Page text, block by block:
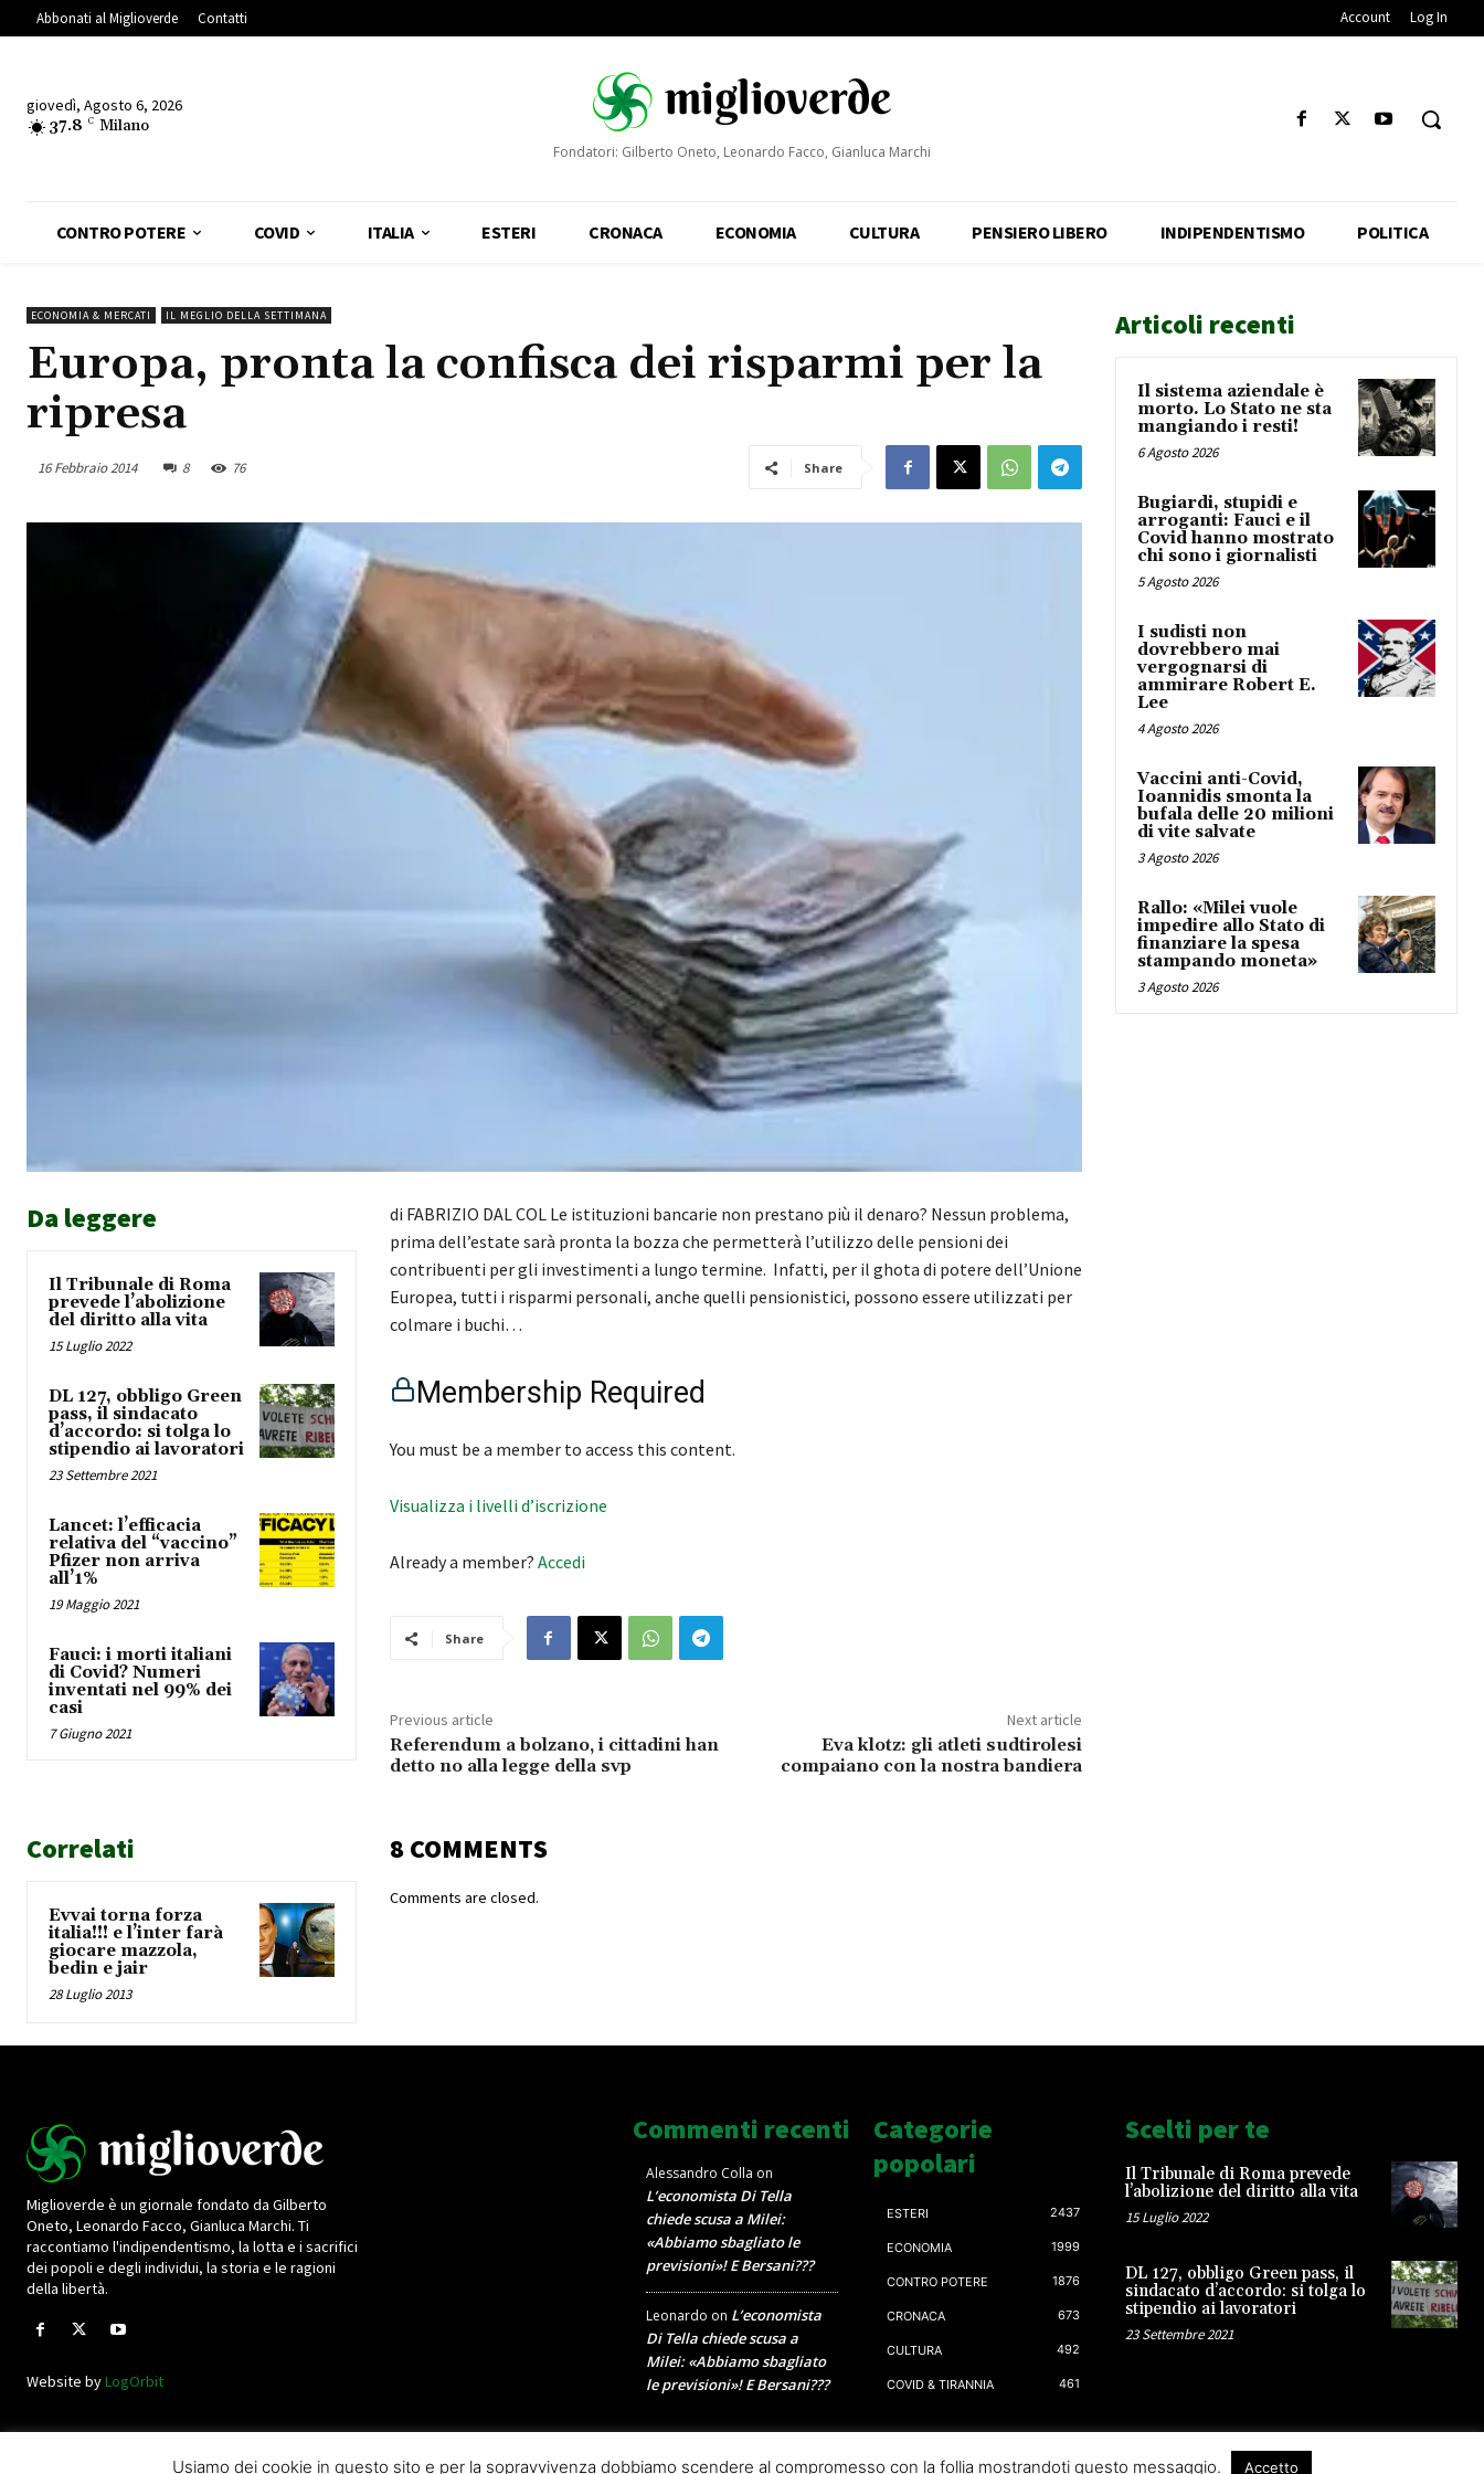
Abbonati al Miglioverde Contatti Account Log In
giovedì, Agosto 6, 2026
37.8 C Milano
Fondatori: Gilberto Oneto, Leonardo Facco, Gianluca Marchi
CONTRO POTERE COVID ITALIA ESTERI CRONACA ECONOMIA CULTURA PENSIERO LIBERO INDIPENDENTISMO POLITICA
ECONOMIA & MERCATI IL MEGLIO DELLA SETTIMANA
Europa, pronta la confisca dei risparmi per la
ripresa
16 Febbraio 2014 8 76 Share
Da leggere
Il Tribunale di Roma
prevede l’abolizione
del diritto alla vita
15 Luglio 2022
DL 127, obbligo Green
pass, il sindacato
d’accordo: si tolga lo
stipendio ai lavoratori
23 Settembre 2021
Lancet: l’efficacia
relativa del “vaccino”
Pfizer non arriva
all’1%
19 Maggio 2021
Fauci: i morti italiani
di Covid? Numeri
inventati nel 99% dei
casi
7 Giugno 2021
di FABRIZIO DAL COL Le istituzioni bancarie non prestano più il denaro? Nessun problema,
prima dell’estate sarà pronta la bozza che permetterà l’utilizzo delle pensioni dei
contribuenti per gli investimenti a lungo termine. Infatti, per il ghota di potere dell’Unione
Europea, tutti i risparmi personali, anche quelli pensionistici, possono essere utilizzati per
colmare i buchi…
Membership Required
You must be a member to access this content.
Visualizza i livelli d’iscrizione
Already a member? Accedi
Share
Previous article
Referendum a bolzano, i cittadini han
detto no alla legge della svp
Next article
Eva klotz: gli atleti sudtirolesi
compaiano con la nostra bandiera
Correlati
Evvai torna forza
italia!!! e l’inter farà
giocare mazzola,
bedin e jair
28 Luglio 2013
8 COMMENTS
Comments are closed.
Articoli recenti
Il sistema aziendale è
morto. Lo Stato ne sta
mangiando i resti!
6 Agosto 2026
Bugiardi, stupidi e
arroganti: Fauci e il
Covid hanno mostrato
chi sono i giornalisti
5 Agosto 2026
I sudisti non
dovrebbero mai
vergognarsi di
ammirare Robert E.
Lee
4 Agosto 2026
Vaccini anti-Covid,
Ioannidis smonta la
bufala delle 20 milioni
di vite salvate
3 Agosto 2026
Rallo: «Milei vuole
impedire allo Stato di
finanziare la spesa
stampando moneta»
3 Agosto 2026
Miglioverde è un giornale fondato da Gilberto
Oneto, Leonardo Facco, Gianluca Marchi. Ti
raccontiamo l'indipendentismo, la lotta e i sacrifici
dei popoli e degli individui, la storia e le ragioni
della libertà.
Website byLogOrbit
Commenti recenti
Alessandro Colla on
L’economista Di Tella
chiede scusa a Milei:
«Abbiamo sbagliato le
previsioni»! E Bersani???
Leonardo on L’economista
Di Tella chiede scusa a
Milei: «Abbiamo sbagliato
le previsioni»! E Bersani???
Categorie
popolari
ESTERI 2437
ECONOMIA 1999
CONTRO POTERE 1876
CRONACA 673
CULTURA 492
COVID & TIRANNIA 461
Scelti per te
Il Tribunale di Roma prevede
l’abolizione del diritto alla vita
15 Luglio 2022
DL 127, obbligo Green pass, il
sindacato d’accordo: si tolga lo
stipendio ai lavoratori
23 Settembre 2021
Usiamo dei cookie in questo sito e per la sopravvivenza dobbiamo scendere al compromesso con la follia mostrandoti questo messaggio. Accetto